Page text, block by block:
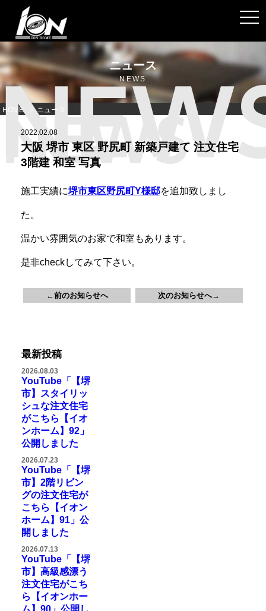
ニュース
NEWS
HOME ニュース
2022.02.08
大阪 堺市 東区 野尻町 新築戸建て 注文住宅
3階建 和室 写真
施工実績に堺市東区野尻町Y様邸を追加致しまし
た。
温かい雰囲気のお家で和室もあります。
是非checkしてみて下さい。
←前のお知らせへ 次のお知らせへ→
最新投稿
2026.08.03
YouTube「【堺
市】スタイリッ
シュな注文住宅
がこちら【イオ
ンホーム】92」
公開しました
2026.07.23
YouTube「【堺
市】2階リビン
グの注文住宅が
こちら【イオン
ホーム】91」公
開しました
2026.07.13
YouTube「【堺
市】高級感漂う
注文住宅がこち
ら【イオンホー